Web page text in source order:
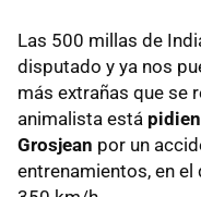
Las 500 millas de
disputado y ya nos
más extrañas que se
animalista está
Grosjean por un
entrenamientos, en el